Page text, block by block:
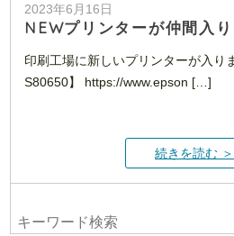
2023年6月16日
NEWプリンターが仲間入り
印刷工場に新しいプリンターが入り
S80650】 https://www.epson […]
続きを読む ＞